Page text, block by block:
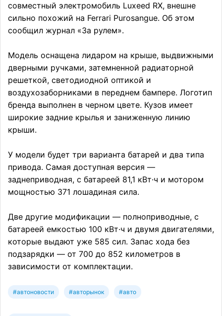
совместный электромобиль Luxeed RX, внешне
сильно похожий на Ferrari Purosangue. Об этом
сообщил журнал «За рулем».
Модель оснащена лидаром на крыше, выдвижными
дверными ручками, затемненной радиаторной
решеткой, светодиодной оптикой и
воздухозаборниками в переднем бампере. Логотип
бренда выполнен в черном цвете. Кузов имеет
широкие задние крылья и заниженную линию
крыши.
У модели будет три варианта батарей и два типа
привода. Самая доступная версия —
заднеприводная, с батареей 81,1 кВт·ч и мотором
мощностью 371 лошадиная сила.
Две другие модификации — полноприводные, с
батареей емкостью 100 кВт·ч и двумя двигателями,
которые выдают уже 585 сил. Запас хода без
подзарядки — от 700 до 852 километров в
зависимости от комплектации.
#автоновости #авторынок #авто